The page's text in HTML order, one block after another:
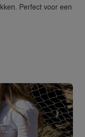
Perfect voor een